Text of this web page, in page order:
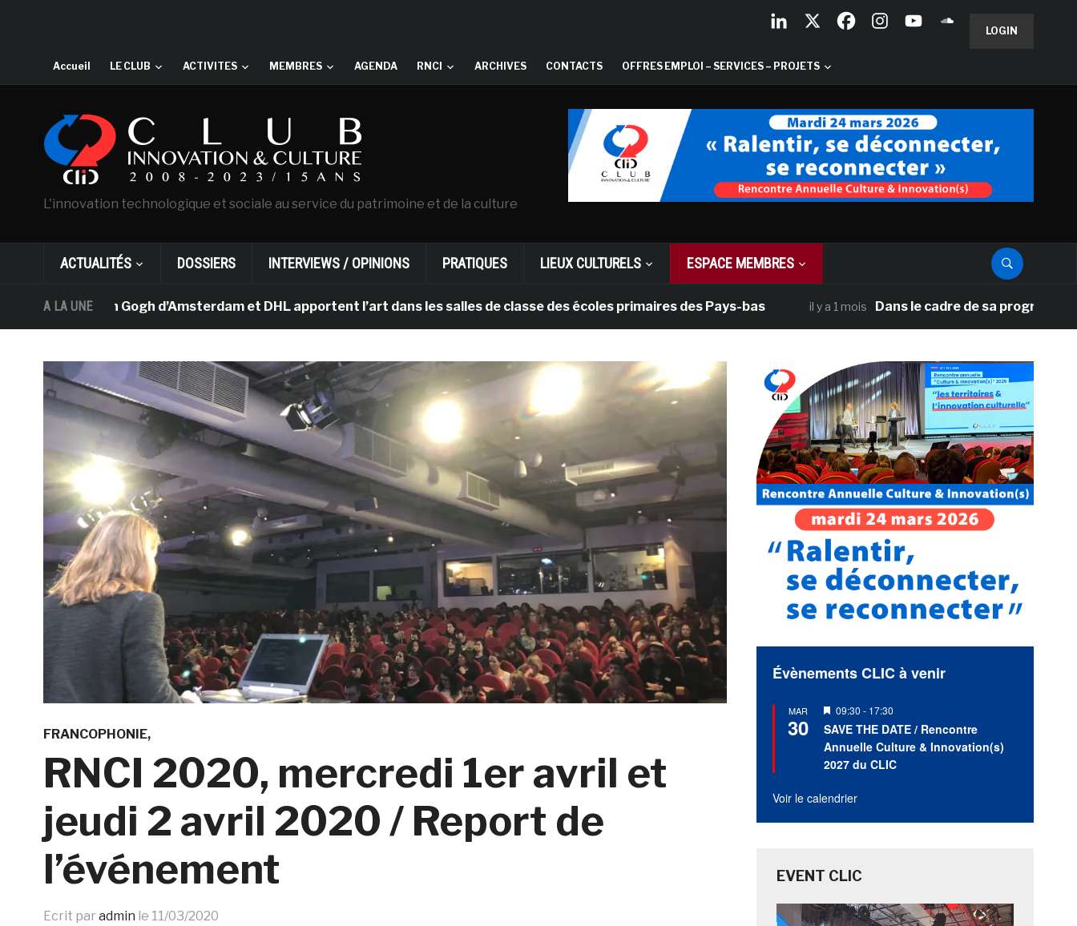
LOGIN
Accueil LE CLUB ACTIVITES MEMBRES AGENDA RNCI ARCHIVES CONTACTS OFFRES EMPLOI – SERVICES – PROJETS
L'innovation technologique et sociale au service du patrimoine et de la culture
ACTUALITÉS DOSSIERS INTERVIEWS / OPINIONS PRATIQUES LIEUX CULTURELS ESPACE MEMBRES
A LA UNE
Van Gogh d’Amsterdam et DHL apportent l’art dans les salles de classe des écoles primaires des Pays-bas il y a 1 mois Dans le cadre de sa programmation
FRANCOPHONIE
RNCI 2020, mercredi 1er avril et
jeudi 2 avril 2020 / Report de
l’événement
Ecrit par admin le 11/03/2020
Évènements CLIC à venir
MAR
30
Mis
en
avant
09:30 - 17:30
SAVE THE DATE / Rencontre
Annuelle Culture & Innovation(s)
2027 du CLIC
Voir le calendrier
EVENT CLIC